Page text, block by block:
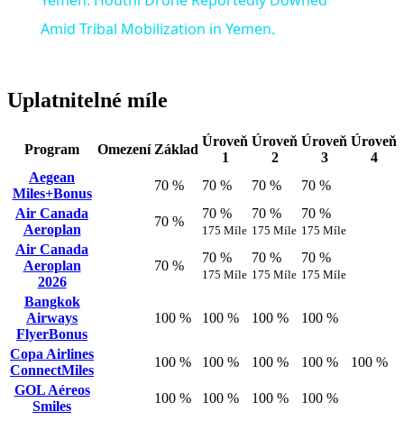
Amid Tribal Mobilization in Yemen.
Uplatnitelné míle
Program Omezení Základ
Úroveň
1
Úroveň
2
Úroveň
3
Úroveň
4
Aegean
Miles+Bonus
70 % 70 % 70 %
70 %
Air Canada
Aeroplan
70 %
70 %
175 Míle
70 %
175 Míle
70 %
175 Míle
Air Canada
Aeroplan
2026
70 %
70 %
175 Míle
70 %
175 Míle
70 %
175 Míle
Bangkok
Airways
FlyerBonus
100 % 100 % 100 % 100 %
Copa Airlines
ConnectMiles
100 % 100 % 100 % 100 %
100 %
GOL Aéreos
Smiles
100 % 100 % 100 %
100 %